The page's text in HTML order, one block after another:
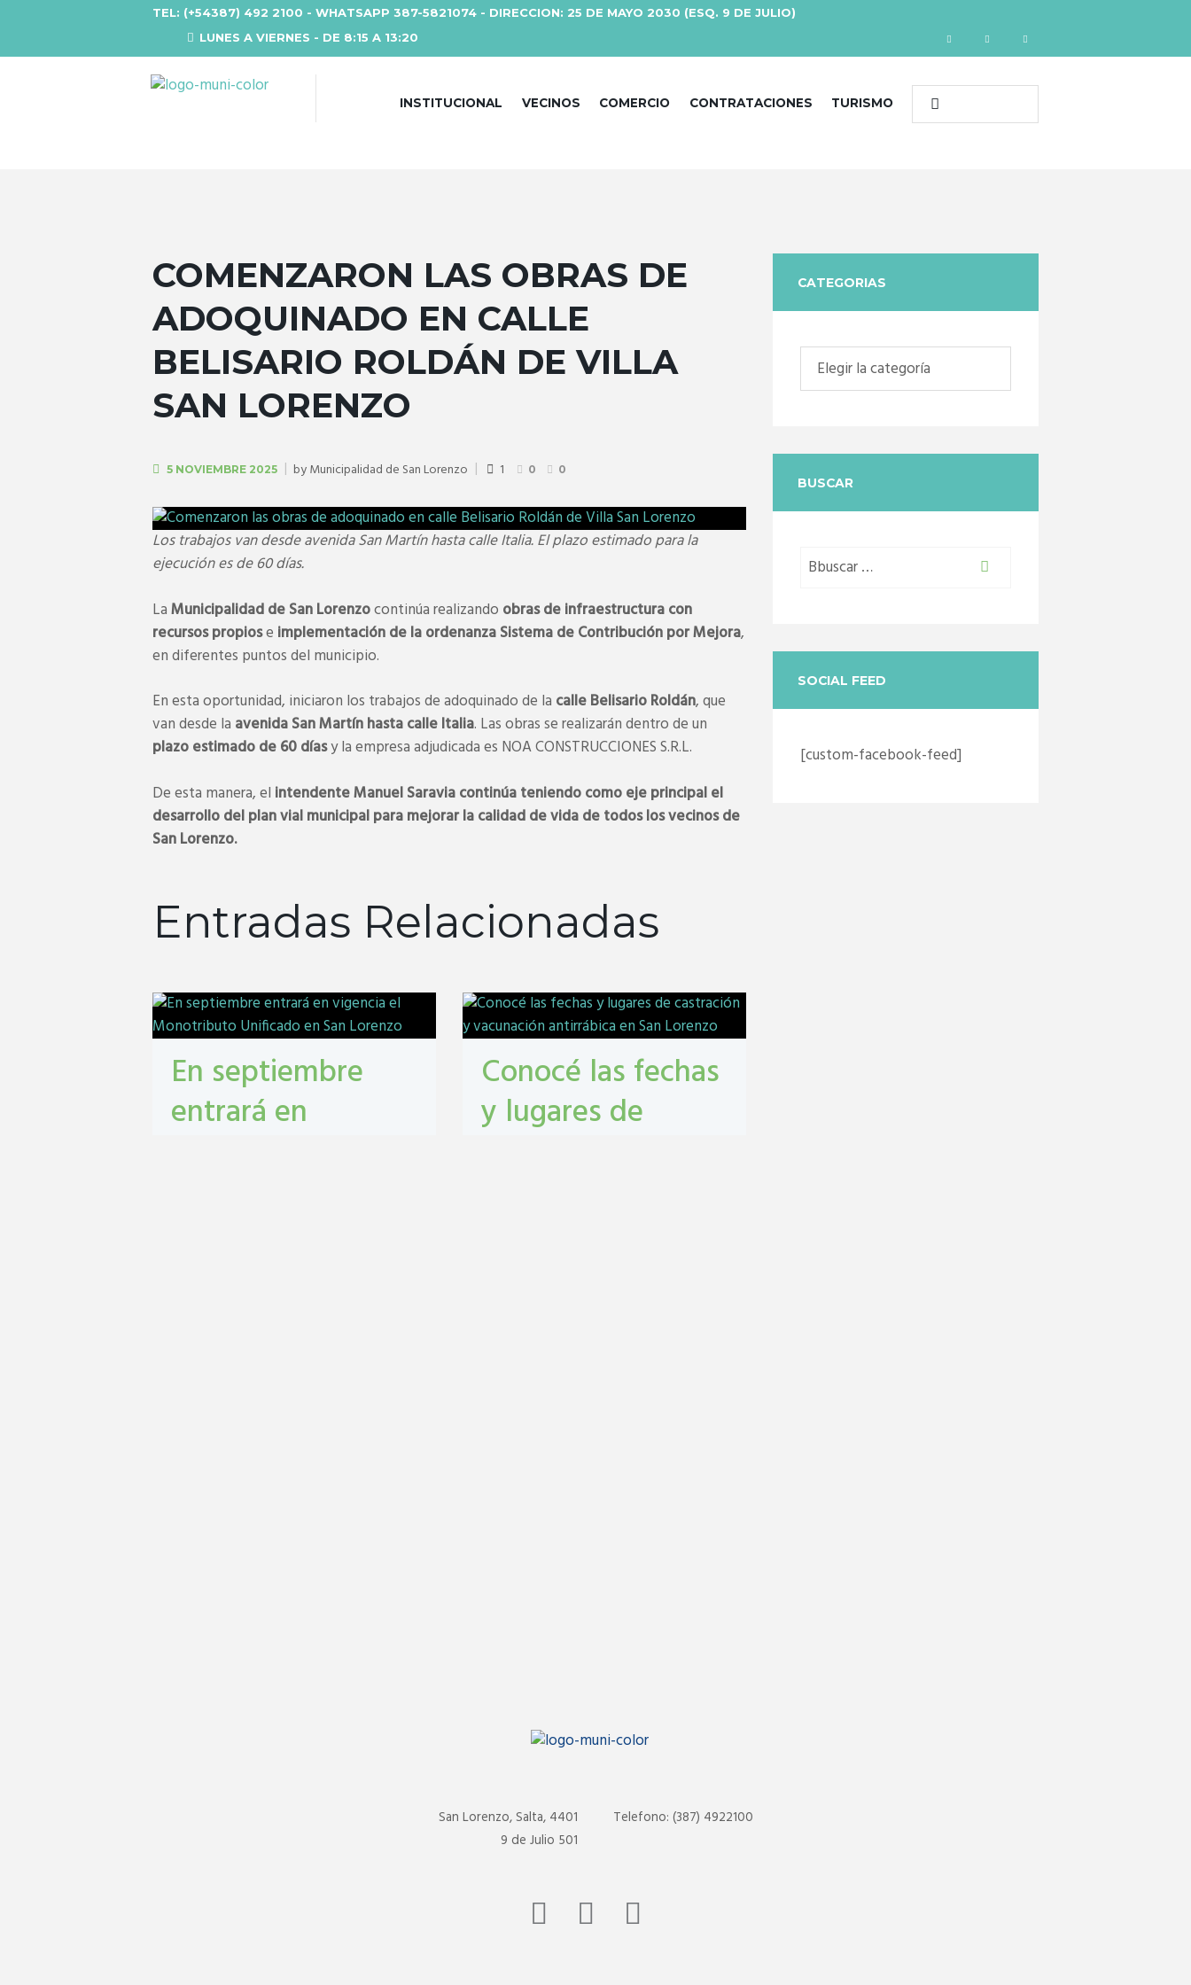
TEL: (+54387) 492 2100 - WHATSAPP 387-5821074 - DIRECCION: 25 DE MAYO 2030 (ESQ. 9 DE JULIO)
LUNES A VIERNES - DE 8:15 A 13:20
INSTITUCIONAL VECINOS COMERCIO CONTRATACIONES TURISMO
COMENZARON LAS OBRAS DE
ADOQUINADO EN CALLE
BELISARIO ROLDÁN DE VILLA
SAN LORENZO
5 NOVIEMBRE 2025 byMunicipalidad de San Lorenzo 1 0 0
Los trabajos van desde avenida San Martín hasta calle Italia. El plazo estimado para la
ejecución es de 60 días.
LaMunicipalidad de San Lorenzocontinúa realizando obras de infraestructura con
recursos propiose implementación de la ordenanza Sistema de Contribución por Mejora,
en diferentes puntos del municipio.
En esta oportunidad, iniciaron los trabajos de adoquinado de la calle Belisario Roldán, que
van desde la avenida San Martín hasta calle Italia. Las obras se realizarán dentro de un
plazo estimado de 60 díasy la empresa adjudicada es NOA CONSTRUCCIONES S.R.L.
De esta manera, el intendente Manuel Saravia continúa teniendo como eje principal el
desarrollo del plan vial municipal para mejorar la calidad de vida de todos los vecinos de
San Lorenzo.
Entradas Relacionadas
En septiembre
entrará en
Conocé las fechas
y lugares de
CATEGORIAS
Categorias
BUSCAR
SOCIAL FEED
[custom-facebook-feed]
Telefono: (387) 4922100
San Lorenzo, Salta, 4401
9 de Julio 501